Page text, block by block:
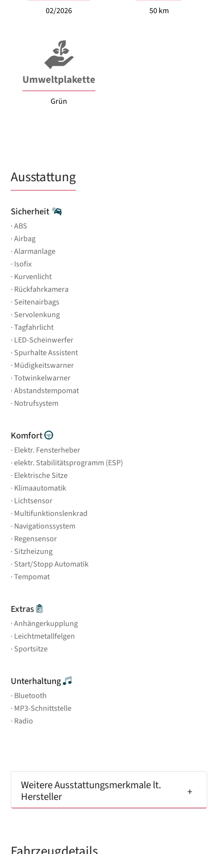
02/2026 50 km
Umweltplakette
Grün
Ausstattung
Sicherheit
ABS
Airbag
Alarmanlage
Isofix
Kurvenlicht
Rückfahrkamera
Seitenairbags
Servolenkung
Tagfahrlicht
LED-Scheinwerfer
Spurhalte Assistent
Müdigkeitswarner
Totwinkelwarner
Abstandstempomat
Notrufsystem
Komfort
Elektr. Fensterheber
elektr. Stabilitätsprogramm (ESP)
Elektrische Sitze
Klimaautomatik
Lichtsensor
Multifunktionslenkrad
Navigationssystem
Regensensor
Sitzheizung
Start/Stopp Automatik
Tempomat
Extras
Anhängerkupplung
Leichtmetallfelgen
Sportsitze
Unterhaltung
Bluetooth
MP3-Schnittstelle
Radio
Weitere Ausstattungsmerkmale lt.
Hersteller